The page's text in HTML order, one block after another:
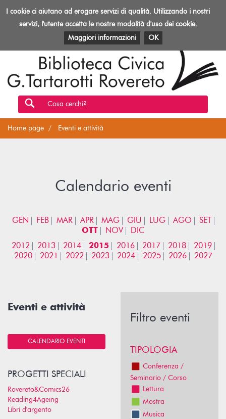
Toggle
Biblioteca
Rovereto
EVENTI E ATTIVITÀ PATRIMONIO E RISORSE
Cosa cerchi?
Home page Eventi e attività
Calendario eventi
GEN FEB MAR APR MAG GIU LUG AGO
SET
OTT
NOV
DIC
2012
2013 2014 2015 2016 2017 2018
2019
2020
2021 2022 2023 2024 2025 2026 2027
Eventi e attività
CALENDARIO EVENTI
PROGETTI SPECIALI
Rovereto&Comics26
Reading4Ageing
Libri d'argento
Filtro eventi
TIPOLOGIA
Conferenza /
Seminario / Corso
Lettura
Mostra
Musica
I cookie ci aiutano ad erogare servizi di qualità. Utilizzando i nostri
servizi, l'utente accetta le nostre modalità d'uso dei cookie.
Maggiori informazioni
OK